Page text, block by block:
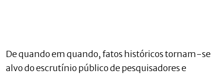
De quando em quando, fatos históricos tornam-se
alvo do escrutínio público de pesquisadores e